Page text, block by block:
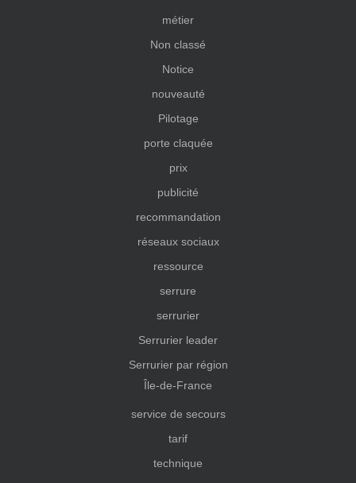
métier
Non classé
Notice
nouveauté
Pilotage
porte claquée
prix
publicité
recommandation
réseaux sociaux
ressource
serrure
serrurier
Serrurier leader
Serrurier par région
Île-de-France
service de secours
tarif
technique